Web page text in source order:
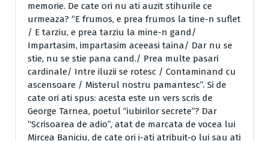
memorie. De cate ori nu ati auzit stihurile ce
urmeaza? “E frumos, e prea frumos la tine-n suflet
/ E tarziu, e prea tarziu la mine-n gand/
Impartasim, impartasim aceeasi taina/ Dar nu se
stie, nu se stie pana cand./ Prea multe pasari
cardinale/ Intre iluzii se rotesc / Contaminand cu
ascensoare / Misterul nostru pamantesc”. Si de
cate ori ati spus: acesta este un vers scris de
George Tarnea, poetul “iubirilor secrete”? Dar
“Scrisoarea de adio”, atat de marcata de vocea lui
Mircea Baniciu, de cate ori i-ati atribuit-o lui sau ati